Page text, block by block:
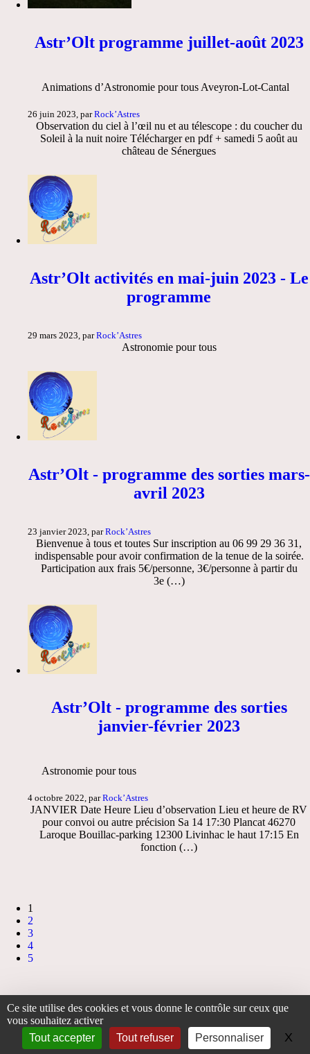
Astr’Olt programme juillet-août 2023
Animations d’Astronomie pour tous Aveyron-Lot-Cantal
26 juin 2023, parRock’Astres
Observation du ciel à l’œil nu et au télescope : du coucher du
Soleil à la nuit noire Télécharger en pdf + samedi 5 août au
château de Sénergues
Astr’Olt activités en mai-juin 2023 - Le
programme
29 mars 2023, parRock’Astres
Astronomie pour tous
Astr’Olt - programme des sorties mars-
avril 2023
23 janvier 2023, parRock’Astres
Bienvenue à tous et toutes Sur inscription au 06 99 29 36 31,
indispensable pour avoir confirmation de la tenue de la soirée.
Participation aux frais 5€/personne, 3€/personne à partir du
3e (…)
Astr’Olt - programme des sorties
janvier-février 2023
Astronomie pour tous
4 octobre 2022, parRock’Astres
JANVIER Date Heure Lieu d’observation Lieu et heure de RV
pour convoi ou autre précision Sa 14 17:30 Plancat 46270
Laroque Bouillac-parking 12300 Livinhac le haut 17:15 En
fonction (…)
1
2
3
4
5
Activités > Astr’Olt - programme été 2016
Plan du site|Espace privé| |contact|accueil
Ce site utilise des cookies et vous donne le contrôle sur ceux que
vous souhaitez activer
Tout accepter
Tout refuser Personnaliser X